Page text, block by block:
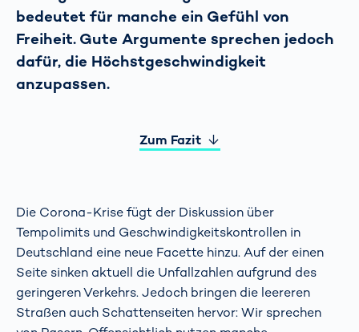
bedeutet für manche ein Gefühl von
Freiheit. Gute Argumente sprechen jedoch
dafür, die Höchstgeschwindigkeit
anzupassen.
Zum Fazit
Die Corona-Krise fügt der Diskussion über
Tempolimits und Geschwindigkeitskontrollen in
Deutschland eine neue Facette hinzu. Auf der einen
Seite sinken aktuell die Unfallzahlen aufgrund des
geringeren Verkehrs. Jedoch bringen die leereren
Straßen auch Schattenseiten hervor: Wir sprechen